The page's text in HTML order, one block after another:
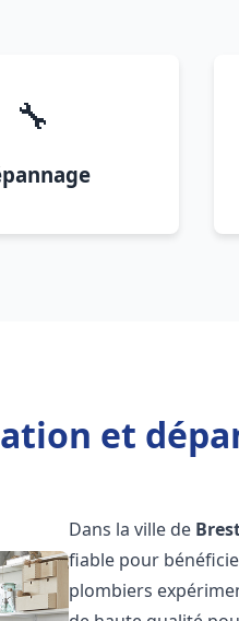
🔧
et
Dans la ville de
fiable pour
plombiers